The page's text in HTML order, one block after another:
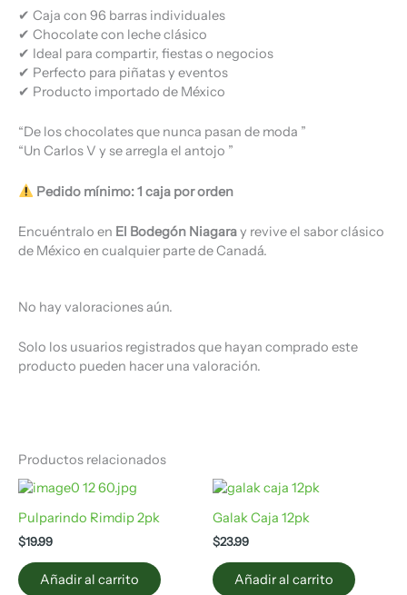
✔ Caja con 96 barras individuales
✔ Chocolate con leche clásico
✔ Ideal para compartir, fiestas o negocios
✔ Perfecto para piñatas y eventos
✔ Producto importado de México
“De los chocolates que nunca pasan de moda ”
“Un Carlos V y se arregla el antojo ”
Pedido mínimo: 1 caja por orden
Encuéntralo en El Bodegón Niagaray revive el sabor clásico
de México en cualquier parte de Canadá.
No hay valoraciones aún.
Solo los usuarios registrados que hayan comprado este
producto pueden hacer una valoración.
Productos relacionados
Pulparindo Rimdip 2pk
$19.99
Añadir al carrito
Galak Caja 12pk
$23.99
Añadir al carrito